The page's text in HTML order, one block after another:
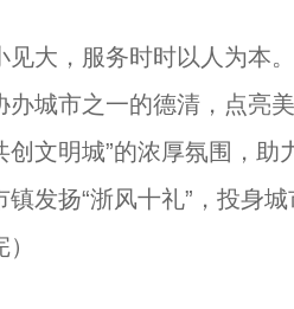
，服务时时以人为本。
办城市之一的德清，点亮
创文明城”的浓厚氛围，助
镇发扬“浙风十礼”，投身